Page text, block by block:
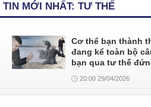
TIN MỚI NHẤT: TƯ THẾ
Cơ thể bạn thành
đang kể toàn bộ
bạn qua tư thế
20:00 29/04/2026